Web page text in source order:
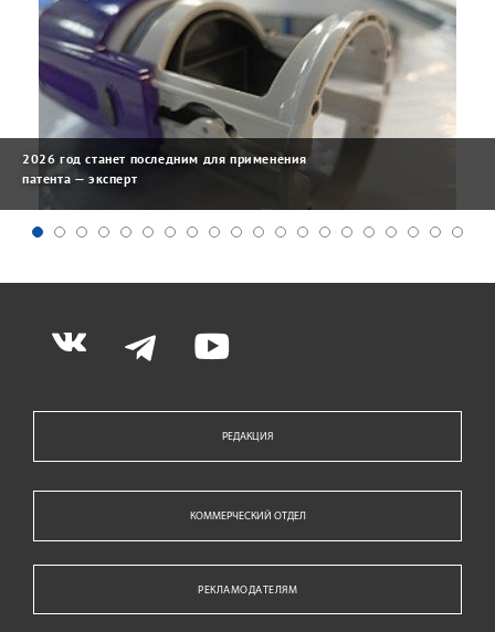
2026 год станет последним для применения
патента — эксперт
РЕДАКЦИЯ
КОММЕРЧЕСКИЙ ОТДЕЛ
РЕКЛАМОДАТЕЛЯМ